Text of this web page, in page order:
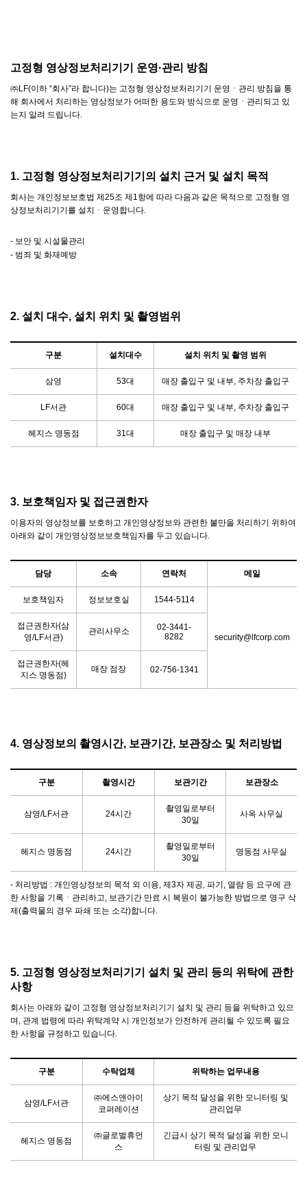
고정형 영상정보처리기기 운영·관리 방침
㈜LF(이하 “회사”라 합니다)는 고정형 영상정보처리기기 운영ㆍ관리 방침을 통
해 회사에서 처리하는 영상정보가 어떠한 용도와 방식으로 운영ㆍ관리되고 있
는지 알려 드립니다.
1. 고정형 영상정보처리기기의 설치 근거 및 설치 목적
회사는 개인정보보호법 제25조 제1항에 따라 다음과 같은 목적으로 고정형 영
상정보처리기기를 설치ㆍ운영합니다.
- 보안 및 시설물관리
- 범죄 및 화재예방
2. 설치 대수, 설치 위치 및 촬영범위
구분 설치대수 설치 위치 및 촬영 범위
삼영 53대 매장 출입구 및 내부, 주차장 출입구
LF서관 60대 매장 출입구 및 내부, 주차장 출입구
헤지스 명동점 31대 매장 출입구 및 매장 내부
3. 보호책임자 및 접근권한자
이용자의 영상정보를 보호하고 개인영상정보와 관련한 불만을 처리하기 위하여
아래와 같이 개인영상정보보호책임자를 두고 있습니다.
담당 소속 연락처 메일
보호책임자 정보보호실 1544-5114
security@lfcorp.com
접근권한자(삼
영/LF서관)
관리사무소
02-3441-
8282
접근권한자(헤
지스 명동점)
매장 점장 02-756-1341
4. 영상정보의 촬영시간, 보관기간, 보관장소 및 처리방법
구분 촬영시간 보관기간 보관장소
삼영/LF서관 24시간
촬영일로부터
30일
사옥 사무실
헤지스 명동점 24시간
촬영일로부터
30일
명동점 사무실
- 처리방법 : 개인영상정보의 목적 외 이용, 제3자 제공, 파기, 열람 등 요구에 관
한 사항을 기록ㆍ관리하고, 보관기간 만료 시 복원이 불가능한 방법으로 영구 삭
제(출력물의 경우 파쇄 또는 소각)합니다.
5. 고정형 영상정보처리기기 설치 및 관리 등의 위탁에 관한
사항
회사는 아래와 같이 고정형 영상정보처리기기 설치 및 관리 등을 위탁하고 있으
며, 관계 법령에 따라 위탁계약 시 개인정보가 안전하게 관리될 수 있도록 필요
한 사항을 규정하고 있습니다.
구분 수탁업체 위탁하는 업무내용
삼영/LF서관
㈜에스앤아이
코퍼레이션
상기 목적 달성을 위한 모니터링 및
관리업무
헤지스 명동점
㈜글로벌휴먼
스
긴급시 상기 목적 달성을 위한 모니
터링 및 관리업무